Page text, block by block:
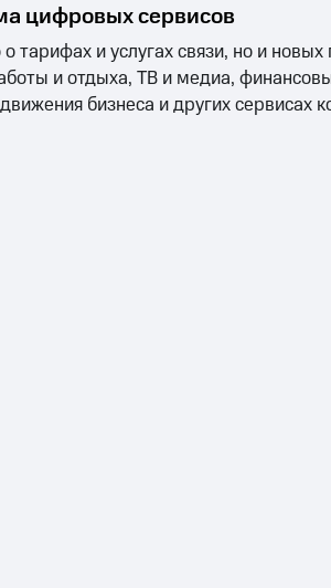
цифровых сервисов
тарифах и услугах связи, но и
и отдыха, ТВ и медиа,
бизнеса и других сервисах